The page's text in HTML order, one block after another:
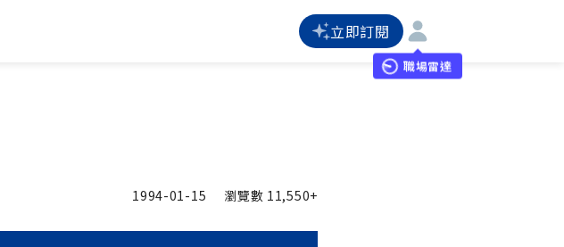
立即訂閱
職場雷達
1994-01-15 瀏覽數 11,550+